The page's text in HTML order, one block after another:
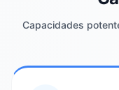
Capacidades